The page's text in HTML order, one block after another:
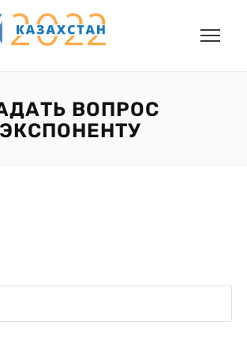
ВОПРОС
ЭКСПОНЕНТУ